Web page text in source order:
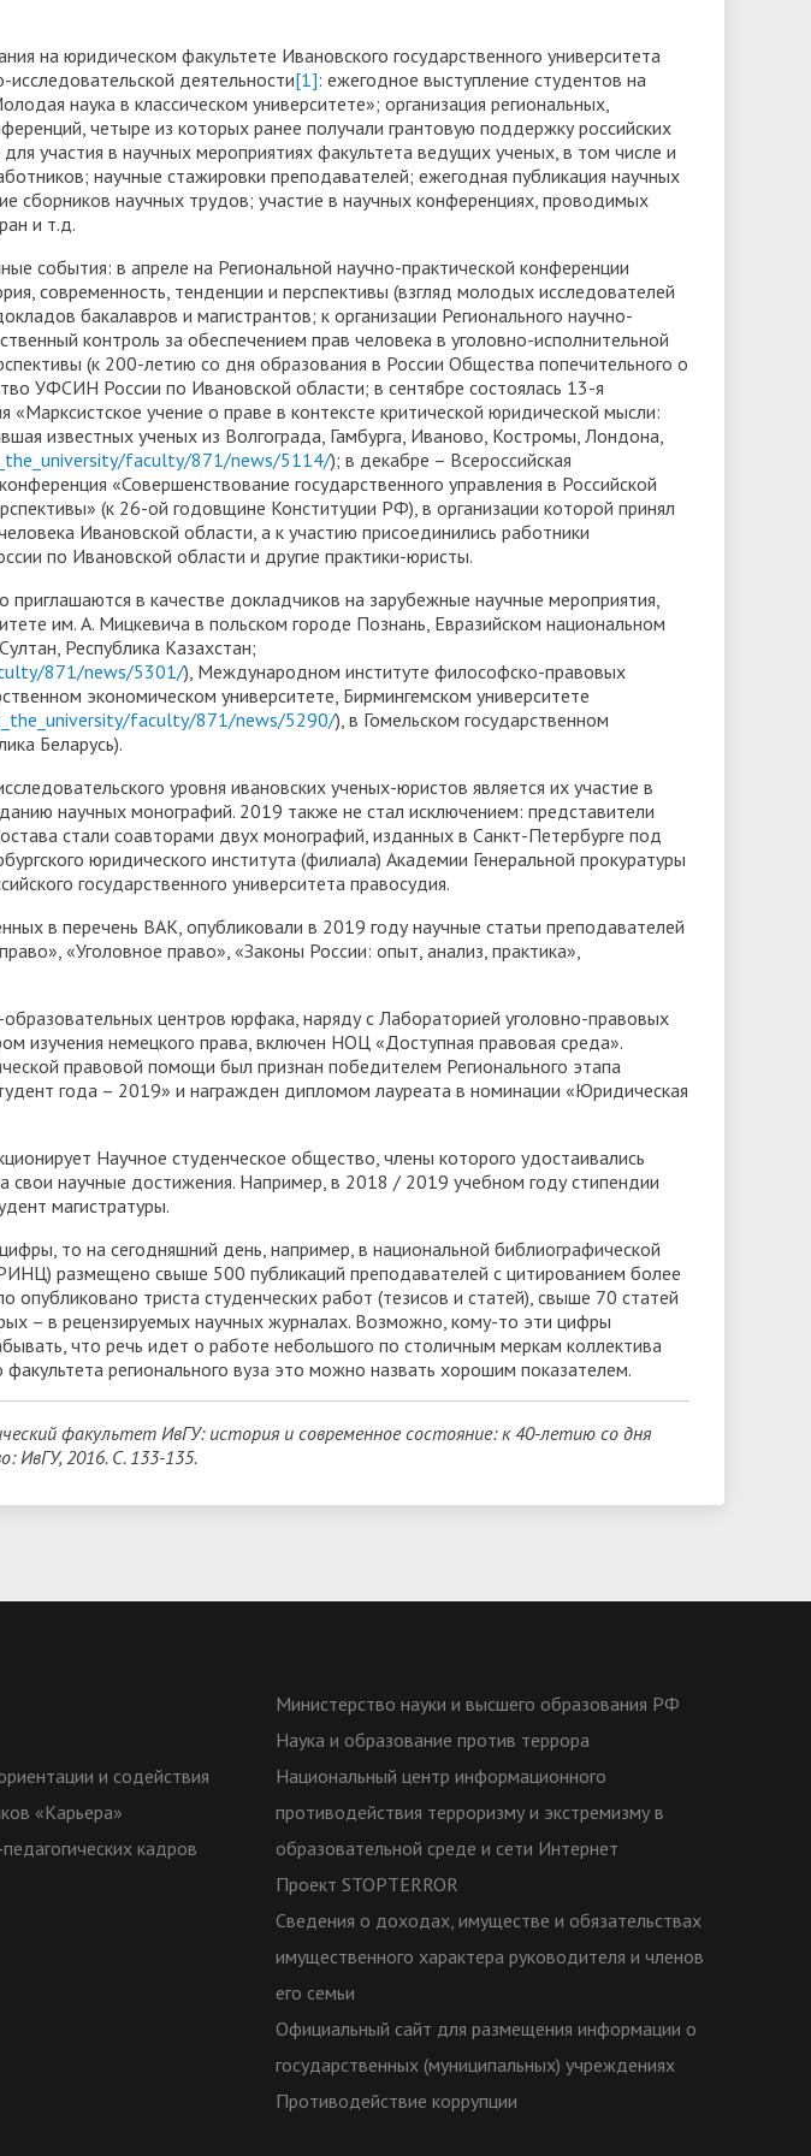
«Ивановский государственный
университет»
• Вход в систему ЭИОС
• Центр тестирования
иностранных граждан ИвГУ
• Федеральный проект
«Содействие занятости»
«Карьера»
победителей олимпиад
• Страница добра
• Ресурсный волонтерский центр
финансового просвещения ИвГУ
• Финансово-хозяйственная
деятельность
• Вакантные места для приёма
(перевода)
• Внутренняя система оценки
качества образования
• Руководство
• Педагогический состав
на юридическом факультете Ивановского государственного университета
деятельности[1]: ежегодное выступление студентов на
наука в классическом университете»; организация региональных,
четыре из которых ранее получали грантовую поддержку российских
участия в научных мероприятиях факультета ведущих ученых, в том числе и
научные стажировки преподавателей; ежегодная публикация научных
сборников научных трудов; участие в научных конференциях, проводимых
и т.д.
события: в апреле на Региональной научно-практической конференции
современность, тенденции и перспективы (взгляд молодых исследователей
бакалавров и магистрантов; к организации Регионального научно-
контроль за обеспечением прав человека в уголовно-исполнительной
(к 200-летию со дня образования в России Общества попечительного о
УФСИН России по Ивановской области; в сентябре состоялась 13-я
учение о праве в контексте критической юридической мысли:
известных ученых из Волгограда, Гамбурга, Иваново, Костромы, Лондона,
faculty/871/news/5114/); в декабре – Всероссийская
«Совершенствование государственного управления в Российской
(к 26-ой годовщине Конституции РФ), в организации которой принял
Ивановской области, а к участию присоединились работники
по Ивановской области и другие практики-юристы.
в качестве докладчиков на зарубежные научные мероприятия,
им. А. Мицкевича в польском городе Познань, Евразийском национальном
Республика Казахстан;
871/news/5301/), Международном институте философско-правовых
экономическом университете, Бирмингемском университете
faculty/871/news/5290/), в Гомельском государственном
Беларусь).
уровня ивановских ученых-юристов является их участие в
научных монографий. 2019 также не стал исключением: представители
стали соавторами двух монографий, изданных в Санкт-Петербурге под
юридического института (филиала) Академии Генеральной прокуратуры
государственного университета правосудия.
в перечень ВАК, опубликовали в 2019 году научные статьи преподавателей
«Уголовное право», «Законы России: опыт, анализ, практика»,
центров юрфака, наряду с Лабораторией уголовно-правовых
изучения немецкого права, включен НОЦ «Доступная правовая среда».
правовой помощи был признан победителем Регионального этапа
года – 2019» и награжден дипломом лауреата в номинации «Юридическая
Научное студенческое общество, члены которого удостаивались
свои научные достижения. Например, в 2018 / 2019 учебном году стипендии
магистратуры.
то на сегодняшний день, например, в национальной библиографической
размещено свыше 500 публикаций преподавателей с цитированием более
опубликовано триста студенческих работ (тезисов и статей), свыше 70 статей
– в рецензируемых научных журналах. Возможно, кому-то эти цифры
что речь идет о работе небольшого по столичным меркам коллектива
регионального вуза это можно назвать хорошим показателем.
факультет ИвГУ: история и современное состояние: к 40-летию со дня
ИвГУ, 2016. С. 133-135.
и содействия
«Карьера»
кадров
Министерство науки и высшего образования РФ
Наука и образование против террора
Национальный центр информационного
противодействия терроризму и экстремизму в
образовательной среде и сети Интернет
Проект STOPTERROR
Сведения о доходах, имуществе и обязательствах
имущественного характера руководителя и членов
его семьи
Официальный сайт для размещения информации о
государственных (муниципальных) учреждениях
Противодействие коррупции